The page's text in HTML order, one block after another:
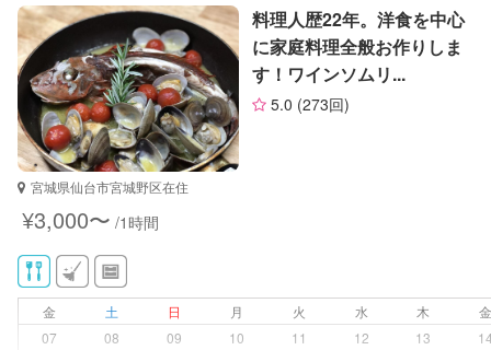
特徴 料金 レビュー
サポートの特徴
資格 整理収納アドバイザー1級
対応可能/特徴
掃除（洗面所、お風呂場、お手洗
ゴミの分別/ゴミ出し
近隣買い物
料理人歴22年。洋食を中心
に家庭料理全般お作りしま
す！ワインソムリ...
5.0 (273回)
宮城県仙台市宮城野区在住
¥3,000〜 /1時間
金 土 日 月 火 水 木
07
08 09 10 11 12 13